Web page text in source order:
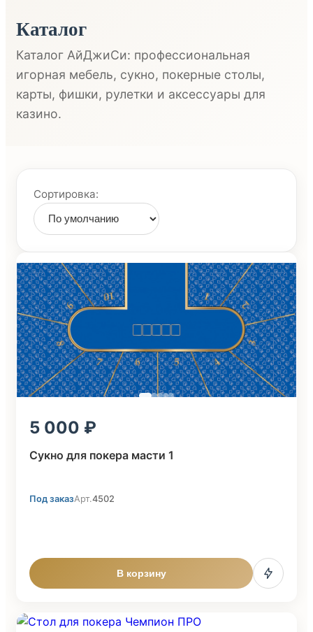
Каталог
Каталог АйДжиСи: профессиональная
игорная мебель, сукно, покерные столы,
карты, фишки, рулетки и аксессуары для
казино.
Сортировка:
5 000
Сукно для покера масти 1
Под заказАрт.4502
В корзину